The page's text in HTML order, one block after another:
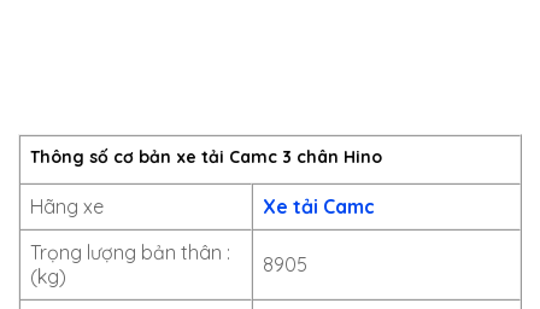
Thông số cơ bản xe tải Camc 3 chân Hino
Hãng xe
Xe tải Camc
Trọng lượng bản thân :
(kg)
8905